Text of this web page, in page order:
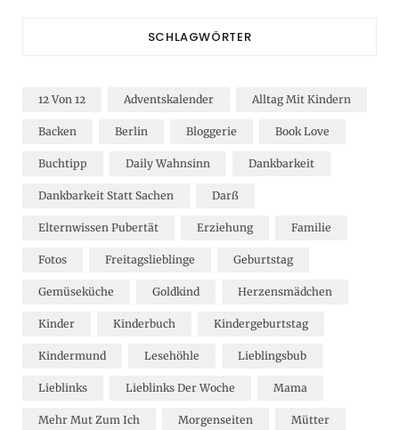
SCHLAGWÖRTER
12 Von 12 Adventskalender Alltag Mit Kindern
Backen Berlin Bloggerie Book Love
Buchtipp Daily Wahnsinn Dankbarkeit
Dankbarkeit Statt Sachen Darß
Elternwissen Pubertät Erziehung Familie
Fotos Freitagslieblinge Geburtstag
Gemüseküche Goldkind Herzensmädchen
Kinder Kinderbuch Kindergeburtstag
Kindermund Lesehöhle Lieblingsbub
Lieblinks Lieblinks Der Woche Mama
Mehr Mut Zum Ich Morgenseiten Mütter